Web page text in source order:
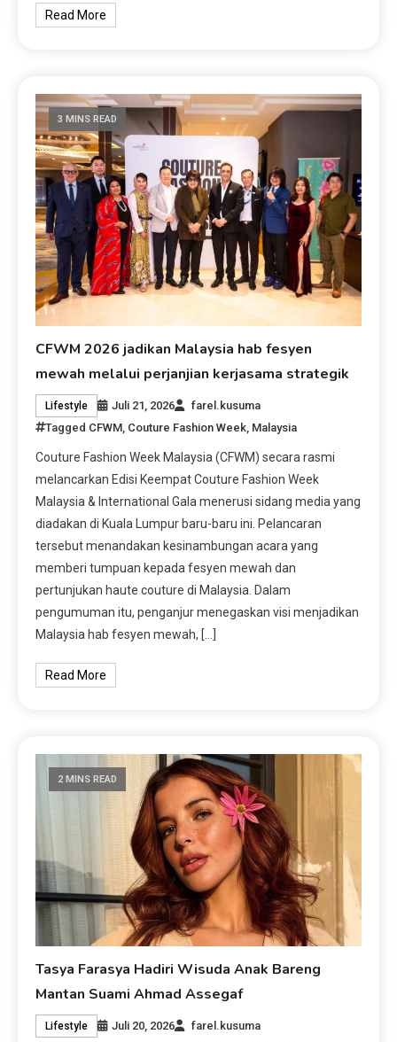
Read More
3 MINS READ
CFWM 2026 jadikan Malaysia hab fesyen
mewah melalui perjanjian kerjasama strategik
Lifestyle Juli 21, 2026
farel.kusuma
Tagged CFWM Couture Fashion Week Malaysia
Couture Fashion Week Malaysia (CFWM) secara rasmi
melancarkan Edisi Keempat Couture Fashion Week
Malaysia & International Gala menerusi sidang media yang
diadakan di Kuala Lumpur baru-baru ini. Pelancaran
tersebut menandakan kesinambungan acara yang
memberi tumpuan kepada fesyen mewah dan
pertunjukan haute couture di Malaysia. Dalam
pengumuman itu, penganjur menegaskan visi menjadikan
Malaysia hab fesyen mewah, […]
Read More
2 MINS READ
Tasya Farasya Hadiri Wisuda Anak Bareng
Mantan Suami Ahmad Assegaf
Lifestyle Juli 20, 2026
farel.kusuma